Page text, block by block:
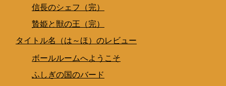
信長のシェフ（完）
贄姫と獣の王（完）
タイトル名（は～ほ）のレビュー
ボールルームへようこそ
ふしぎの国のバード